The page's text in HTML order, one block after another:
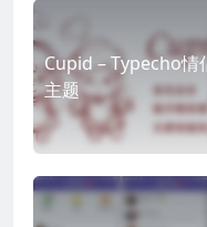
Cupid – Typecho情
主题